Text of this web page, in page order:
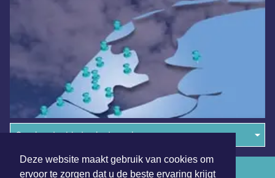
Deze website maakt gebruik van cookies om
ervoor te zorgen dat u de beste ervaring krijgt
Overige dagbladen in de regio
Algemene voorwaarden